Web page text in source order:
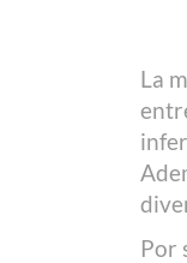
La
Por